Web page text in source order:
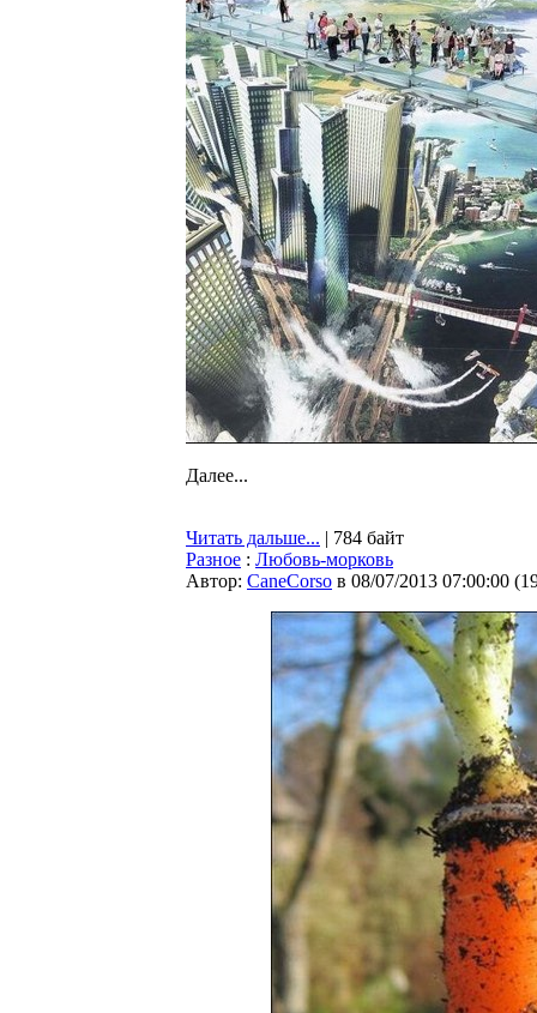
Далее...
Читать дальше... | 784 байт
Разное : Любовь-морковь
Автор: CaneCorso в 08/07/2013 07:00:00 (